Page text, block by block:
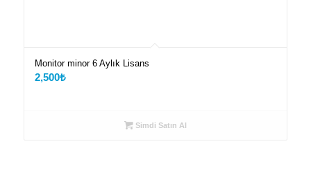
Monitor minor 6 Aylık Lisans
2,500₺
Simdi Satın Al